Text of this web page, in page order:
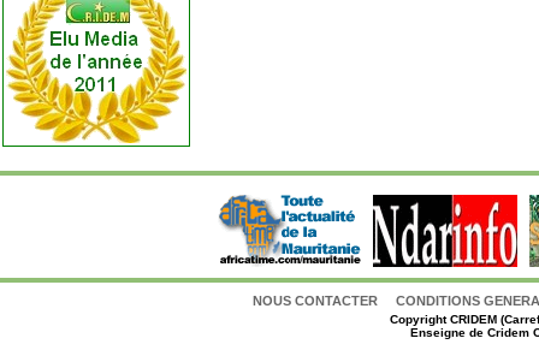
NOUS CONTACTER CONDITIONS
CopyrightCRIDEM
Enseigne de Cridem